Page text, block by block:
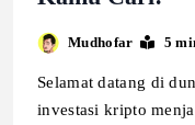
Mudhofar 5
Selamat datang di
investasi kripto